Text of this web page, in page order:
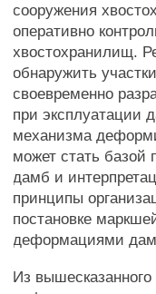
сооружения
оперативно
хвостохранилищ.
обнаружить
своевременно
при эксплуатации
механизма
может стать базой
дамб и
принципы
постановке
деформациями
Из